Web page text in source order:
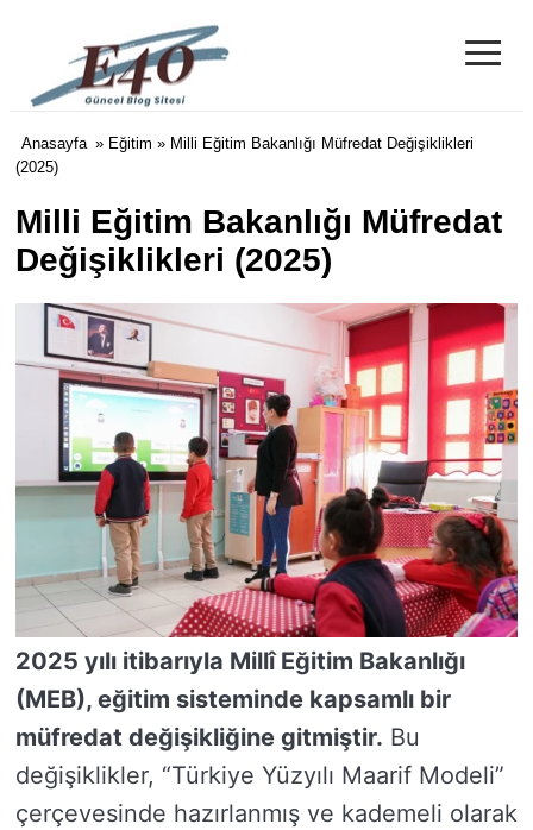
e40 Blog
≡
Anasayfa » Eğitim » Milli Eğitim Bakanlığı Müfredat Değişiklikleri
(2025)
Milli Eğitim Bakanlığı Müfredat
Değişiklikleri (2025)
2025 yılı itibarıyla Millî Eğitim Bakanlığı
(MEB), eğitim sisteminde kapsamlı bir
müfredat değişikliğine gitmiştir. Bu
değişiklikler, “Türkiye Yüzyılı Maarif Modeli”
çerçevesinde hazırlanmış ve kademeli olarak